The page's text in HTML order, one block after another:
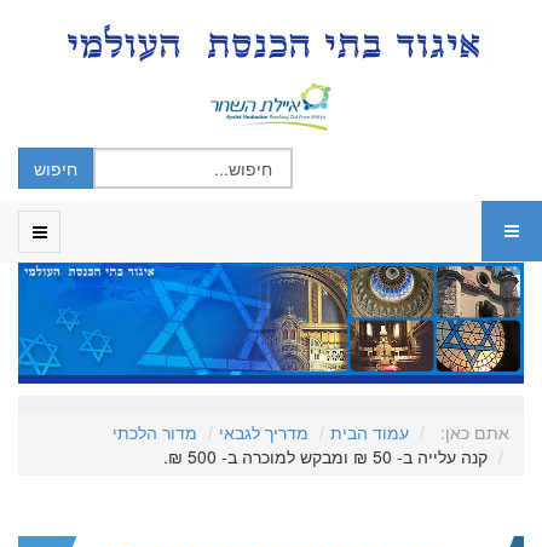
אתם כאן: עמוד הבית מדריך לגבאי
מדור הלכתי
קנה עלייה ב- 50 ₪ ומבקש למוכרה ב- 500 ₪.